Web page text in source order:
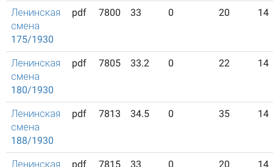
Ленинская
смена
175/1930
pdf 7800 33 0 20 14
Ленинская
смена
180/1930
pdf 7805 33.2 0 22 14
Ленинская
смена
188/1930
pdf 7813 34.5 0 35 14
Ленинская pdf 7815 33 0 20 14